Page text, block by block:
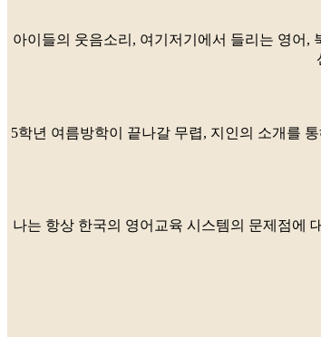
아이들의 웃음소리, 여기저기에서 들리는 영어,
5학년 여름방학이 끝나갈 무렵, 지인의 소개를
나는 항상 한국의 영어교육 시스템의 문제점에